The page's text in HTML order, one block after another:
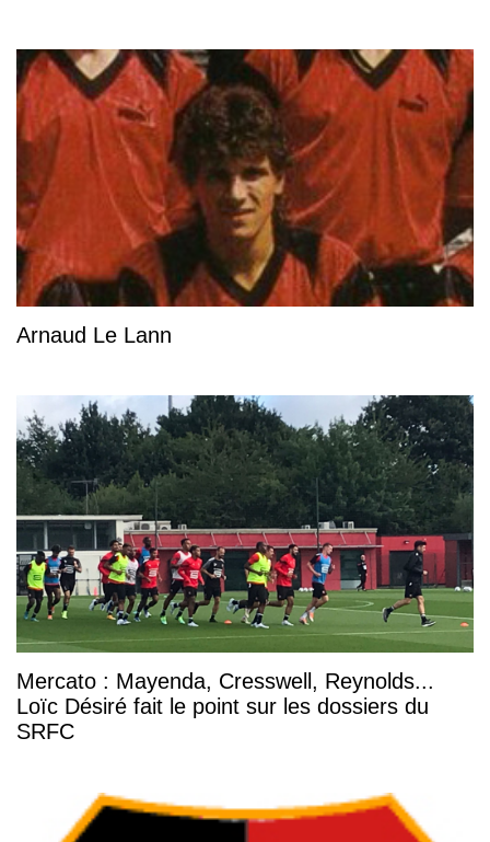
Arnaud Le Lann
Mercato : Mayenda, Cresswell, Reynolds...
Loïc Désiré fait le point sur les dossiers du
SRFC